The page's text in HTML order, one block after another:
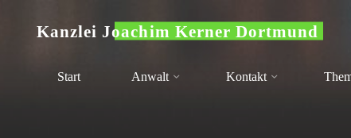
Kanzlei Joachim Kerner Dortmund
Start Anwalt Kontakt